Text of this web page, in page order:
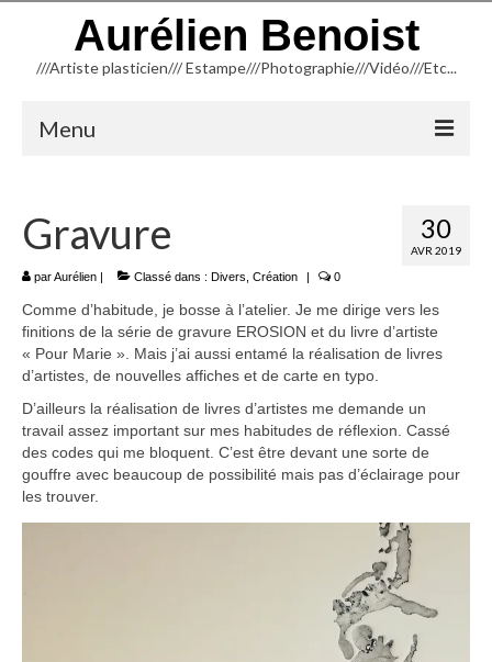
Aurélien Benoist
///Artiste plasticien/// Estampe///Photographie///Vidéo///Etc...
Menu
NEWSLETTER
BLOG
INFORMATIONS
CREATION
TYPOGRAPHIE
TAILLE D’ÉPARGNE (Linogravure)
TAILLE DOUCE
30
AVR 2019
Gravure
parAurélien | Classé dans : Divers Création | 0
Comme d’habitude, je bosse à l’atelier. Je me dirige vers les
finitions de la série de gravure EROSION et du livre d’artiste
« Pour Marie ». Mais j’ai aussi entamé la réalisation de livres
d’artistes, de nouvelles affiches et de carte en typo.
D’ailleurs la réalisation de livres d’artistes me demande un
travail assez important sur mes habitudes de réflexion. Cassé
des codes qui me bloquent. C’est être devant une sorte de
gouffre avec beaucoup de possibilité mais pas d’éclairage pour
les trouver.